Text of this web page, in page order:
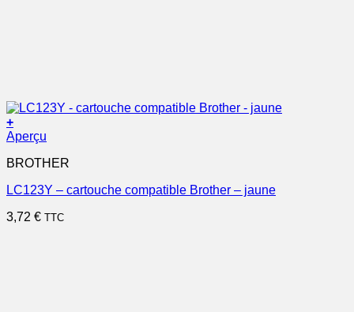
+
Aperçu
BROTHER
LC123Y – cartouche compatible Brother – jaune
3,72 € TTC